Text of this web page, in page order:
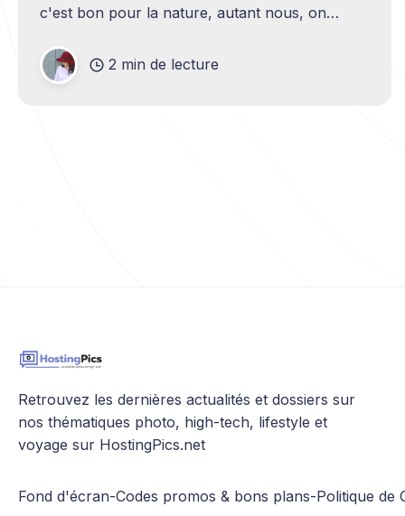
c'est bon pour la nature, autant nous, on
Bora le
2 min de lecture
Retrouvez les dernières actualités et dossiers sur
nos thématiques photo, high-tech, lifestyle et
voyage sur HostingPics.net
Fond d'écran-Codes promos & bons plans-Politique de